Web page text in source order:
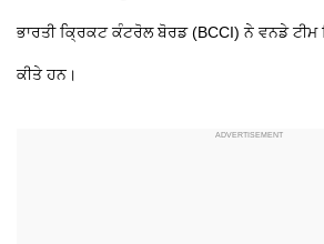
ਭਾਰਤੀ ਕ੍ਰਿਕਟ ਕੰਟਰੋਲ ਬੋਰਡ (BCCI) ਨੇ ਵਨਡੇ
ਕੀਤੇ ਹਨ।